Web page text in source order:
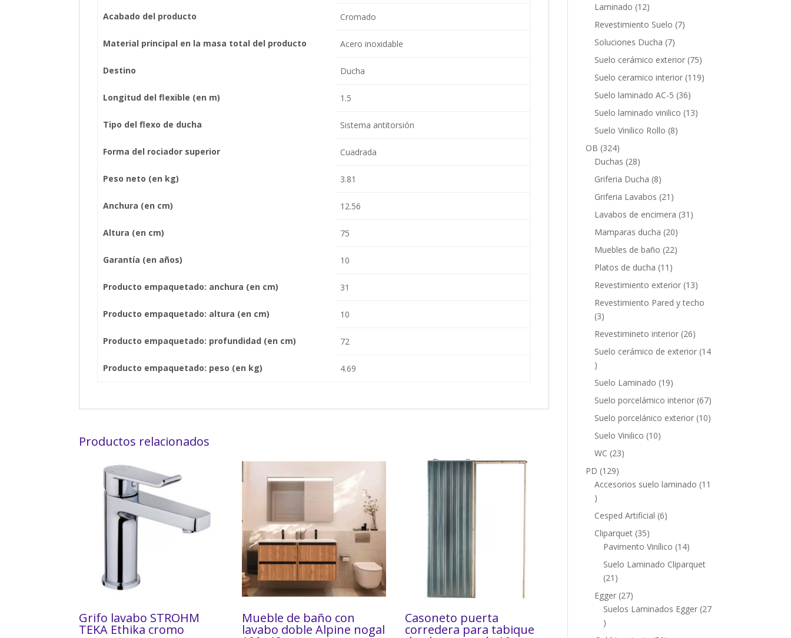
Acabado del producto Cromado
Material principal en la masa total del producto Acero inoxidable
Destino Ducha
Longitud del flexible (en m) 1.5
Tipo del flexo de ducha Sistema antitorsión
Forma del rociador superior Cuadrada
Peso neto (en kg) 3.81
Anchura (en cm) 12.56
Altura (en cm) 75
Garantía (en años) 10
Producto empaquetado: anchura (en cm) 31
Producto empaquetado: altura (en cm) 10
Producto empaquetado: profundidad (en cm) 72
Producto empaquetado: peso (en kg) 4.69
Productos relacionados
Grifo lavabo STROHM
TEKA Ethika cromo
Mueble de baño con
lavabo doble Alpine nogal
Casoneto puerta
corredera para tabique
Laminado 1212
productos
Revestimiento Suelo 77
Soluciones Ducha 77
productos
Suelo cerámico exterior 7575
productos
Suelo ceramico interior 119119
Suelo laminado AC-5 3636
productos
Suelo laminado vinilico 1313
Suelo Vinilico Rollo 88
OB 324324
productos
Duchas 2828
productos
Griferia Ducha 88
productos
Griferia Lavabos 21 21
productos
Lavabos de encimera 31 31
Mamparas ducha 2020
productos
Muebles de baño 2222
Platos de ducha 11 11
productos
Revestimiento exterior 1313
productos
Revestimiento Pared y techo
33
productos
Revestimineto interior 2626
productos
Suelo cerámico de exterior 14
14
productos
Suelo Laminado 1919
productos
Suelo porcelámico interior 6767
productos
Suelo porcelánico exterior 1010
Suelo Vinilico 1010
WC 2323
PD 129129
productos
Accesorios suelo laminado 11
11
productos
Cesped Artificial 66
Cliparquet 3535
productos
Pavimento Vinílico 1414
productos
Suelo Laminado Cliparquet
21 21
productos
Egger 2727
productos
Suelos Laminados Egger 27
27
productos